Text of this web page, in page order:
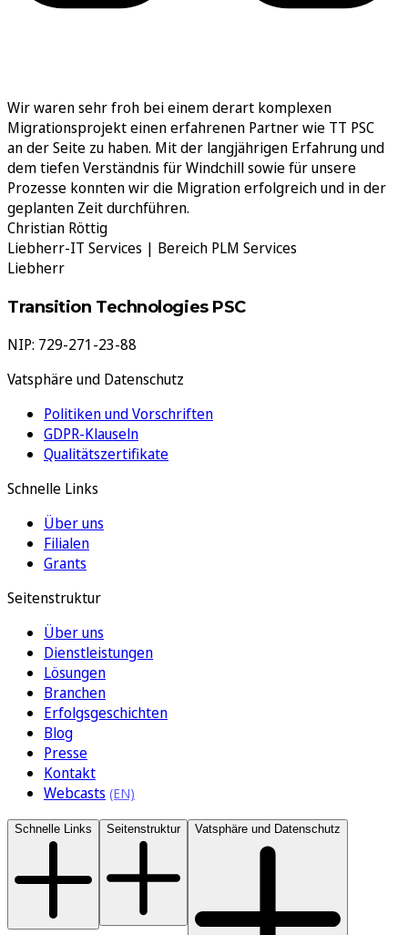
Wir waren sehr froh bei einem derart komplexen
Migrationsprojekt einen erfahrenen Partner wie TT PSC
an der Seite zu haben. Mit der langjährigen Erfahrung und
dem tiefen Verständnis für Windchill sowie für unsere
Prozesse konnten wir die Migration erfolgreich und in der
geplanten Zeit durchführen.
Christian Röttig
Liebherr-IT Services | Bereich PLM Services
Liebherr
Transition Technologies PSC
NIP: 729-271-23-88
Vatsphäre und Datenschutz
Politiken und Vorschriften
GDPR-Klauseln
Qualitätszertifikate
Schnelle Links
Über uns
Filialen
Grants
Seitenstruktur
Über uns
Dienstleistungen
Lösungen
Branchen
Erfolgsgeschichten
Blog
Presse
Kontakt
Webcasts
Schnelle Links Seitenstruktur Vatsphäre und Datenschutz